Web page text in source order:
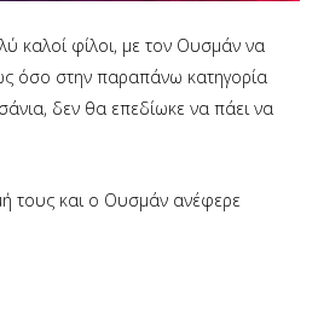
καλοί φίλοι, με τον Ουσμάν να
όσο στην παραπάνω κατηγορία
δεν θα επεδίωκε να πάει να
τους και ο Ουσμάν ανέφερε